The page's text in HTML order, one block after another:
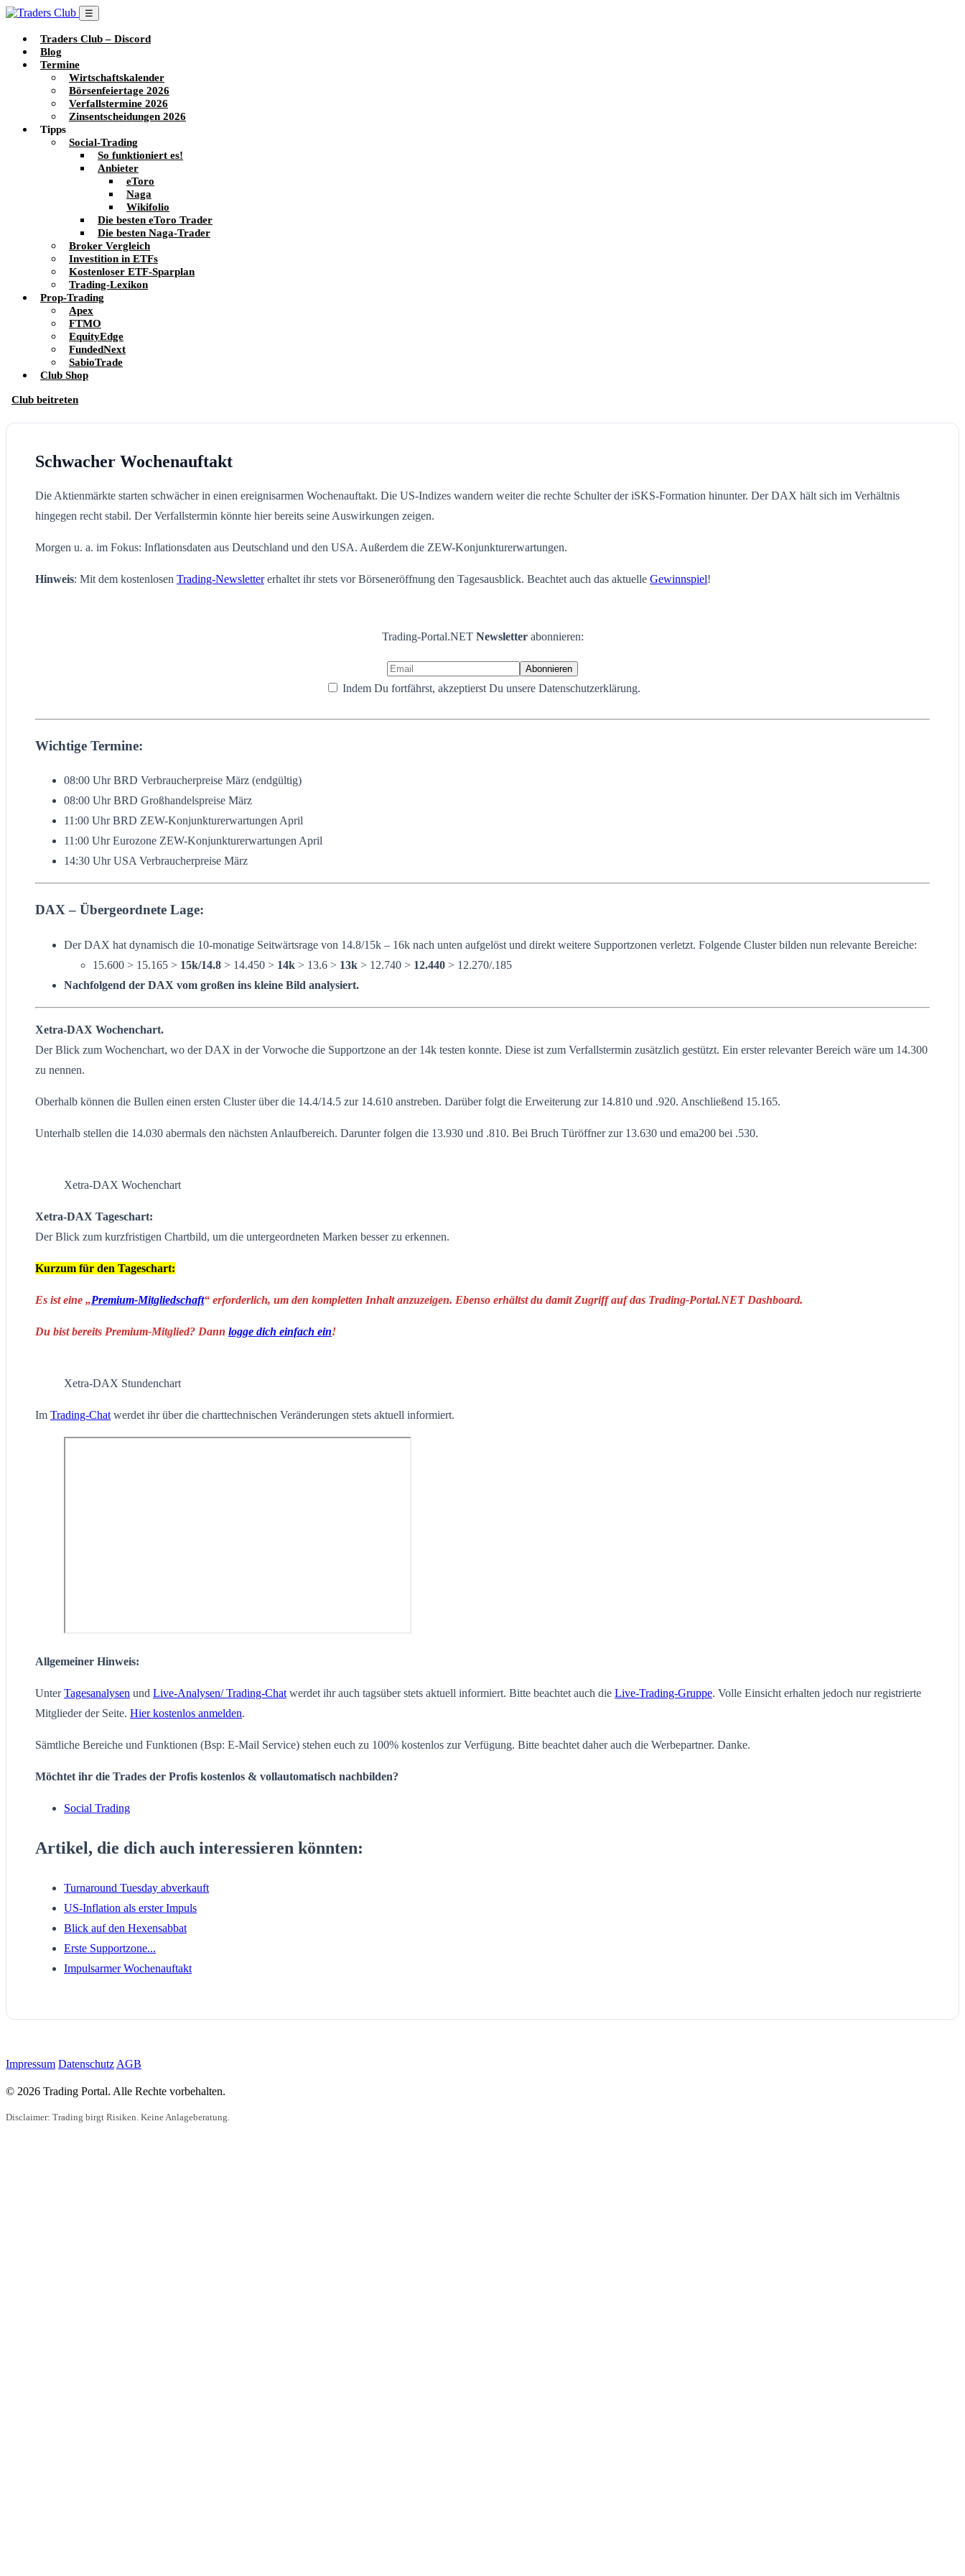
☰
Traders Club – Discord
Blog
Termine
Wirtschaftskalender
Börsenfeiertage 2026
Verfallstermine 2026
Zinsentscheidungen 2026
Tipps
Social-Trading
So funktioniert es!
Anbieter
eToro
Naga
Wikifolio
Die besten eToro Trader
Die besten Naga-Trader
Broker Vergleich
Investition in ETFs
Kostenloser ETF-Sparplan
Trading-Lexikon
Prop-Trading
Apex
FTMO
EquityEdge
FundedNext
SabioTrade
Club Shop
Club beitreten
Schwacher Wochenauftakt
Die Aktienmärkte starten schwächer in einen ereignisarmen Wochenauftakt. Die US-Indizes wandern weiter die rechte Schulter der iSKS-Formation hinunter. Der DAX hält sich im Verhältnis
hingegen recht stabil. Der Verfallstermin könnte hier bereits seine Auswirkungen zeigen.
Morgen u. a. im Fokus: Inflationsdaten aus Deutschland und den USA. Außerdem die ZEW-Konjunkturerwartungen.
Hinweis: Mit dem kostenlosen Trading-Newslettererhaltet ihr stets vor Börseneröffnung den Tagesausblick. Beachtet auch das aktuelle Gewinnspiel!
Trading-Portal.NET Newsletter abonnieren:
Indem Du fortfährst, akzeptierst Du unsere Datenschutzerklärung.
Wichtige Termine:
08:00 Uhr BRD Verbraucherpreise März (endgültig)
08:00 Uhr BRD Großhandelspreise März
11:00 Uhr BRD ZEW-Konjunkturerwartungen April
11:00 Uhr Eurozone ZEW-Konjunkturerwartungen April
14:30 Uhr USA Verbraucherpreise März
DAX – Übergeordnete Lage:
Der DAX hat dynamisch die 10-monatige Seitwärtsrage von 14.8/15k – 16k nach unten aufgelöst und direkt weitere Supportzonen verletzt. Folgende Cluster bilden nun relevante Bereiche:
15.600 > 15.165 > 15k/14.8 > 14.450 > 14k > 13.6 > 13k > 12.740 > 12.440 > 12.270/.185
Nachfolgend der DAX vom großen ins kleine Bild analysiert.
Xetra-DAX Wochenchart.
Der Blick zum Wochenchart, wo der DAX in der Vorwoche die Supportzone an der 14k testen konnte. Diese ist zum Verfallstermin zusätzlich gestützt. Ein erster relevanter Bereich wäre um 14.300
zu nennen.
Oberhalb können die Bullen einen ersten Cluster über die 14.4/14.5 zur 14.610 anstreben. Darüber folgt die Erweiterung zur 14.810 und .920. Anschließend 15.165.
Unterhalb stellen die 14.030 abermals den nächsten Anlaufbereich. Darunter folgen die 13.930 und .810. Bei Bruch Türöffner zur 13.630 und ema200 bei .530.
Xetra-DAX Wochenchart
Xetra-DAX Tageschart:
Der Blick zum kurzfristigen Chartbild, um die untergeordneten Marken besser zu erkennen.
Kurzum für den Tageschart:
Es ist eine „Premium-Mitgliedschaft“ erforderlich, um den kompletten Inhalt anzuzeigen. Ebenso erhältst du damit Zugriff auf das Trading-Portal.NET Dashboard.
Du bist bereits Premium-Mitglied? Dann logge dich einfach ein!
Xetra-DAX Stundenchart
Im Trading-Chat werdet ihr über die charttechnischen Veränderungen stets aktuell informiert.
Allgemeiner Hinweis:
UnterTagesanalysen und Live-Analysen/ Trading-Chat werdet ihr auch tagsüber stets aktuell informiert. Bitte beachtet auch die Live-Trading-Gruppe. Volle Einsicht erhalten jedoch nur registrierte
Mitglieder der Seite. Hier kostenlos anmelden.
Sämtliche Bereiche und Funktionen (Bsp: E-Mail Service) stehen euch zu 100% kostenlos zur Verfügung. Bitte beachtet daher auch die Werbepartner. Danke.
Möchtet ihr die Trades der Profis kostenlos & vollautomatisch nachbilden?
Social Trading
Artikel, die dich auch interessieren könnten:
Turnaround Tuesday abverkauft
US-Inflation als erster Impuls
Blick auf den Hexensabbat
Erste Supportzone...
Impulsarmer Wochenauftakt
Impressum Datenschutz AGB
© 2026 Trading Portal. Alle Rechte vorbehalten.
Disclaimer: Trading birgt Risiken. Keine Anlageberatung.